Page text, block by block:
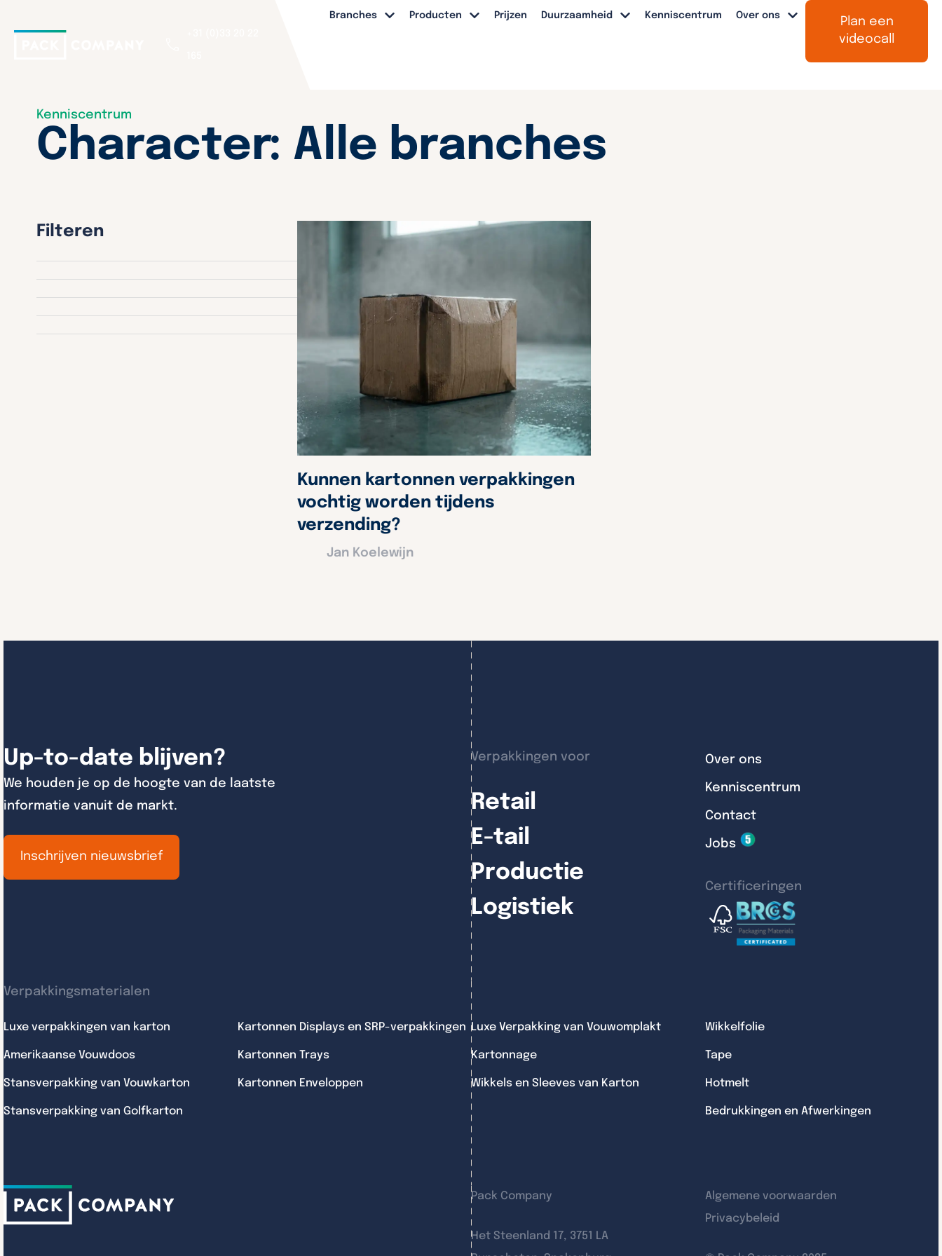
Branches Producten Prijzen Duurzaamheid Kenniscentrum Over ons
Plan een
videocall
Kenniscentrum
Character: Alle branches
Filteren
Kunnen kartonnen verpakkingen
vochtig worden tijdens
verzending?
Jan Koelewijn
Up-to-date blijven?
We houden je op de hoogte van de laatste
informatie vanuit de markt.
Inschrijven nieuwsbrief
Verpakkingen voor
Retail
E-tail
Productie
Logistiek
Over ons
Kenniscentrum
Contact
Jobs
Certificeringen
Verpakkingsmaterialen
Luxe verpakkingen van karton
Amerikaanse Vouwdoos
Stansverpakking van Vouwkarton
Stansverpakking van Golfkarton
Kartonnen Displays en SRP-verpakkingen
Kartonnen Trays
Kartonnen Enveloppen
Luxe Verpakking van Vouwomplakt
Kartonnage
Wikkels en Sleeves van Karton
Wikkelfolie
Tape
Hotmelt
Bedrukkingen en Afwerkingen
Pack Company
Het Steenland 17, 3751 LA
Algemene voorwaarden
Privacybeleid